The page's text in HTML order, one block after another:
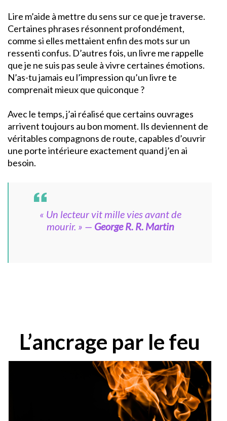
Lire m’aide à mettre du sens sur ce que je traverse.
Certaines phrases résonnent profondément,
comme si elles mettaient enfin des mots sur un
ressenti confus. D’autres fois, un livre me rappelle
que je ne suis pas seule à vivre certaines émotions.
N’as-tu jamais eu l’impression qu’un livre te
comprenait mieux que quiconque ?
Avec le temps, j’ai réalisé que certains ouvrages
arrivent toujours au bon moment. Ils deviennent de
véritables compagnons de route, capables d’ouvrir
une porte intérieure exactement quand j’en ai
besoin.
« Un lecteur vit mille vies avant de
mourir. » — George R. R. Martin
L’ancrage par le feu